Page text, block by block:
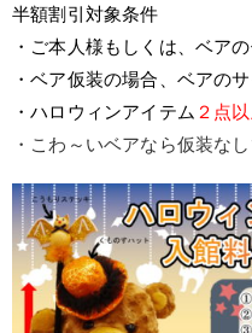
半額割引対象条件
・ご本人様もしくは、ベア
・ベア仮装の場合、ベアの
・ハロウィンアイテム ２点
・こわ～いベアなら仮装な